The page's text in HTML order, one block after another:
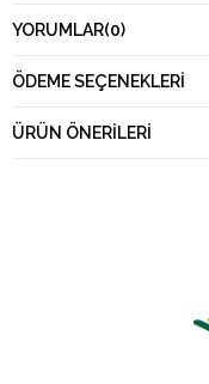
YORUMLAR(0)
ÖDEME SEÇENEKLERI
ÜRÜN ÖNERILERI